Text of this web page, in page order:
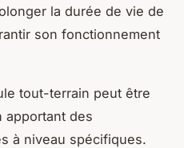
la durée de vie de
son fonctionnement
tout-terrain peut être
apportant des
à niveau spécifiques.